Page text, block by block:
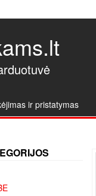
ir pristatymas